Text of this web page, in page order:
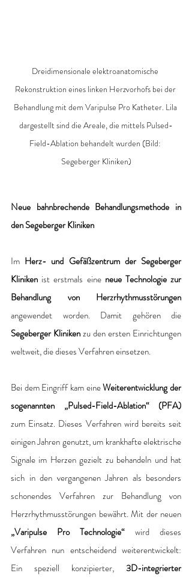
Dreidimensionale elektroanatomische
Rekonstruktion eines linken Herzvorhofs bei der
Behandlung mit dem Varipulse Pro Katheter. Lila
dargestellt sind die Areale, die mittels Pulsed-
Field-Ablation behandelt wurden (Bild:
Segeberger Kliniken)
Neue bahnbrechende Behandlungsmethode in
den Segeberger Kliniken
Im Herz- und Gefäßzentrum der Segeberger
Kliniken ist erstmals eine neue Technologie zur
Segeberger Kliniken zu den ersten Einrichtungen
weltweit, die dieses Verfahren einsetzen.
Bei dem Eingriff kam eine Weiterentwicklung der
sogenannten „Pulsed-Field-Ablation“ (PFA)
zum Einsatz. Dieses Verfahren wird bereits seit
einigen Jahren genutzt, um krankhafte elektrische
Signale im Herzen gezielt zu behandeln und hat
sich in den vergangenen Jahren als besonders
schonendes Verfahren zur Behandlung von
„Varipulse Pro Technologie“ wird dieses
Verfahren nun entscheidend weiterentwickelt:
Ein speziell konzipierter, 3D-integrierter